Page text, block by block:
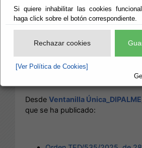
Si quiere inhabilitar las cookies
haga click sobre el botón correspondiente.
Rechazar cookies
[Ver Política de Cookies]
innovadores
energético
Desde Ventanilla Única_DIPALME
que se ha publicado: